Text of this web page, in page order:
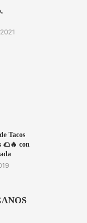
Tacos
🌮🔥 con